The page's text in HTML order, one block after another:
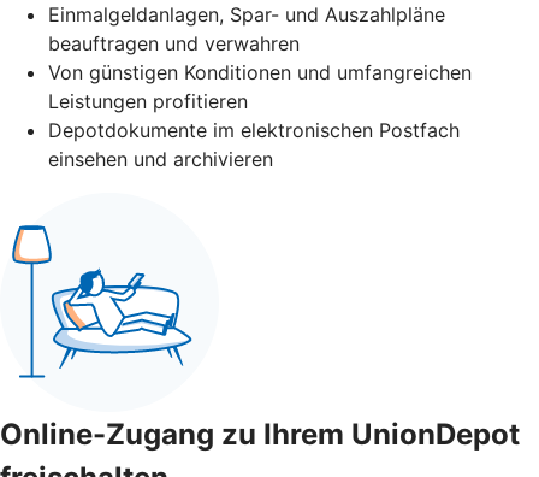
Einmalgeldanlagen, Spar- und Auszahlpläne
beauftragen und verwahren
Von günstigen Konditionen und umfangreichen
Leistungen profitieren
Depotdokumente im elektronischen Postfach
einsehen und archivieren
Online-Zugang zu Ihrem UnionDepot